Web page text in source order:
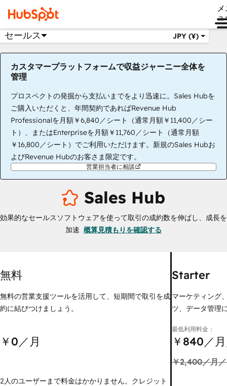
ュ
セールス JPY (¥)
カスタマープラットフォームで収益ジャーニー全体を
管理
プロスペクトの発掘から支払いまでをより迅速に。Sales Hubを
ご購入いただくと、年間契約であればRevenue Hub
Professionalを月額￥6,840／シート（通常月額￥11,400／シー
ト）、またはEnterpriseを月額￥11,760／シート（通常月額
￥16,800／シート）でご利用いただけます。新規のSales Hubお
よびRevenue Hubのお客さま限定です。
営業担当者に相談
Sales Hub
効果的なセールスソフトウェアを使って取引の成約数を伸ばし、成長を
加速 概算見積もりを確認する
無料
無料の営業支援ツールを活用して、短期間で取引を成
約に結びつけましょう。
￥0／月
2人のユーザーまで料金はかかりません。クレジット
Starter
マーケティング
ツ、データ管理
最低利用料金：
￥840／
￥2,400／月